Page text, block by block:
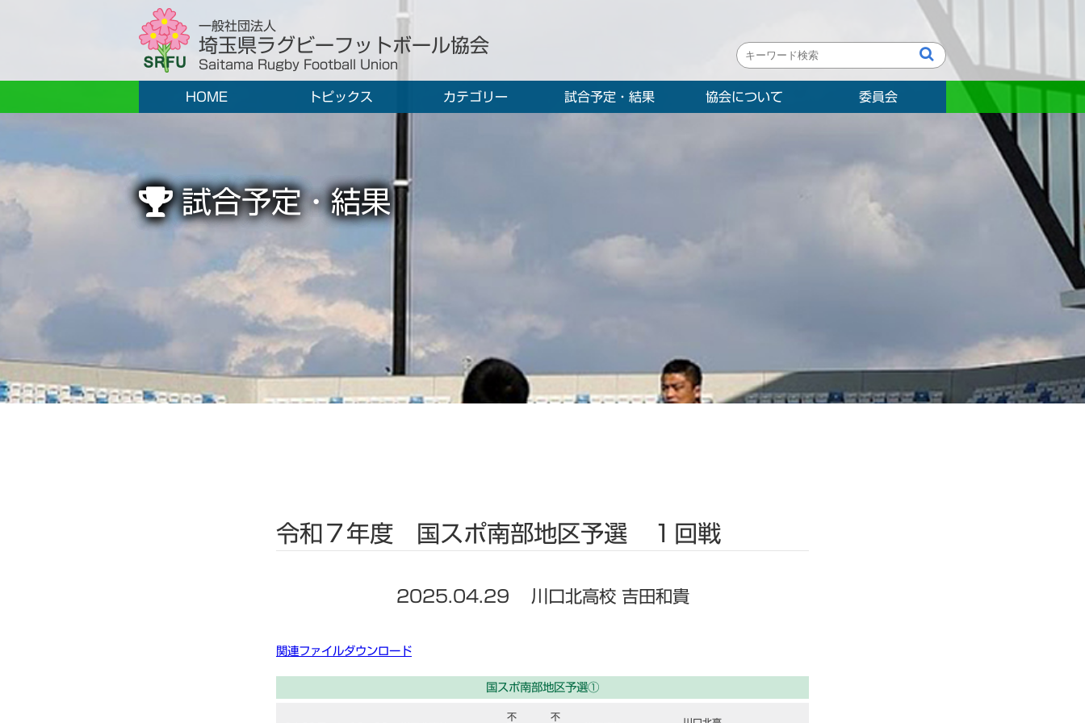
一般社団法人
埼玉県ラグビーフットボール協会
Saitama Rugby Football Union
HOME トピックス カテゴリー 試合予定・結果 協会について 委員会
試合予定・結果
令和７年度 国スポ南部地区予選 １回戦
2025.04.29 川口北高校 吉田和貴
関連ファイルダウンロード
国スポ南部地区予選①
不
不